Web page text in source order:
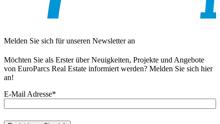
Melden Sie sich für unseren Newsletter an
Möchten Sie als Erster über Neuigkeiten, Projekte und Angebote
von EuroParcs Real Estate informiert werden? Melden Sie sich hier
an!
E-Mail Adresse*